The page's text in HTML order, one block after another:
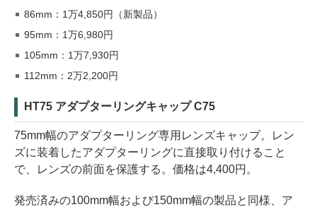
86mm：1万4,850円（新製品）
95mm：1万6,980円
105mm：1万7,930円
112mm：2万2,200円
HT75 アダプターリングキャップ C75
75mm幅のアダプターリング専用レンズキャップ。レン
ズに装着したアダプターリングに直接取り付けること
で、レンズの前面を保護する。価格は4,400円。
発売済みの100mm幅および150mm幅の製品と同様、ア